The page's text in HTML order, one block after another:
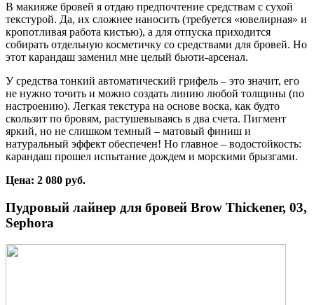
В макияже бровей я отдаю предпочтение средствам с сухой
текстурой. Да, их сложнее наносить (требуется «ювелирная» и
кропотливая работа кистью), а для отпуска приходится
собирать отдельную косметичку со средствами для бровей. Но
этот карандаш заменил мне целый бьюти-арсенал.
У средства тонкий автоматический грифель – это значит, его
не нужно точить и можно создать линию любой толщины (по
настроению). Легкая текстура на основе воска, как будто
скользит по бровям, растушевываясь в два счета. Пигмент
яркий, но не слишком темный – матовый финиш и
натуральный эффект обеспечен! Но главное – водостойкость:
карандаш прошел испытание дождем и морскими брызгами.
Цена: 2 080 руб.
Пудровый лайнер для бровей Brow Thickener, 03,
Sephora